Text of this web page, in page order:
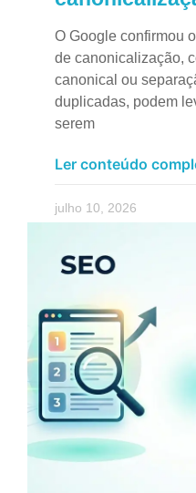
O Google confirmou
de canonicalização,
canonical ou
duplicadas, podem
serem
Ler conteúdo
julho 10, 2026